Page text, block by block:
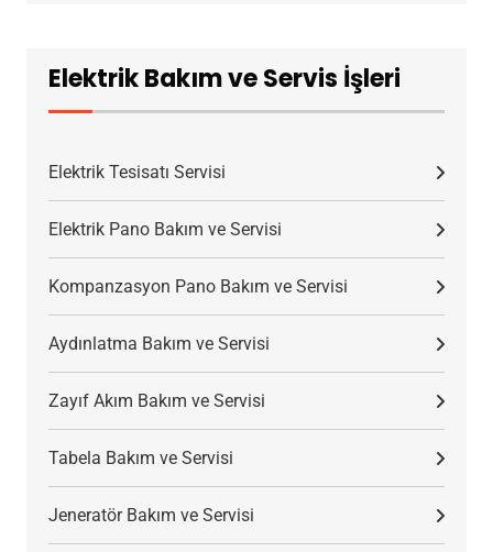
Elektrik Bakım ve Servis İşleri
Elektrik Tesisatı Servisi
Elektrik Pano Bakım ve Servisi
Kompanzasyon Pano Bakım ve Servisi
Aydınlatma Bakım ve Servisi
Zayıf Akım Bakım ve Servisi
Tabela Bakım ve Servisi
Jeneratör Bakım ve Servisi